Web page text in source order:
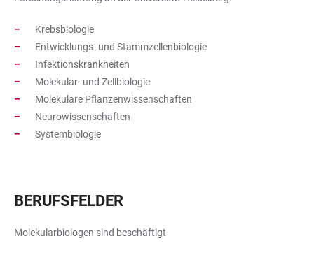
Krebsbiologie
Entwicklungs- und Stammzellenbiologie
Infektionskrankheiten
Molekular- und Zellbiologie
Molekulare Pflanzenwissenschaften
Neurowissenschaften
Systembiologie
BERUFSFELDER
Molekularbiologen sind beschäftigt